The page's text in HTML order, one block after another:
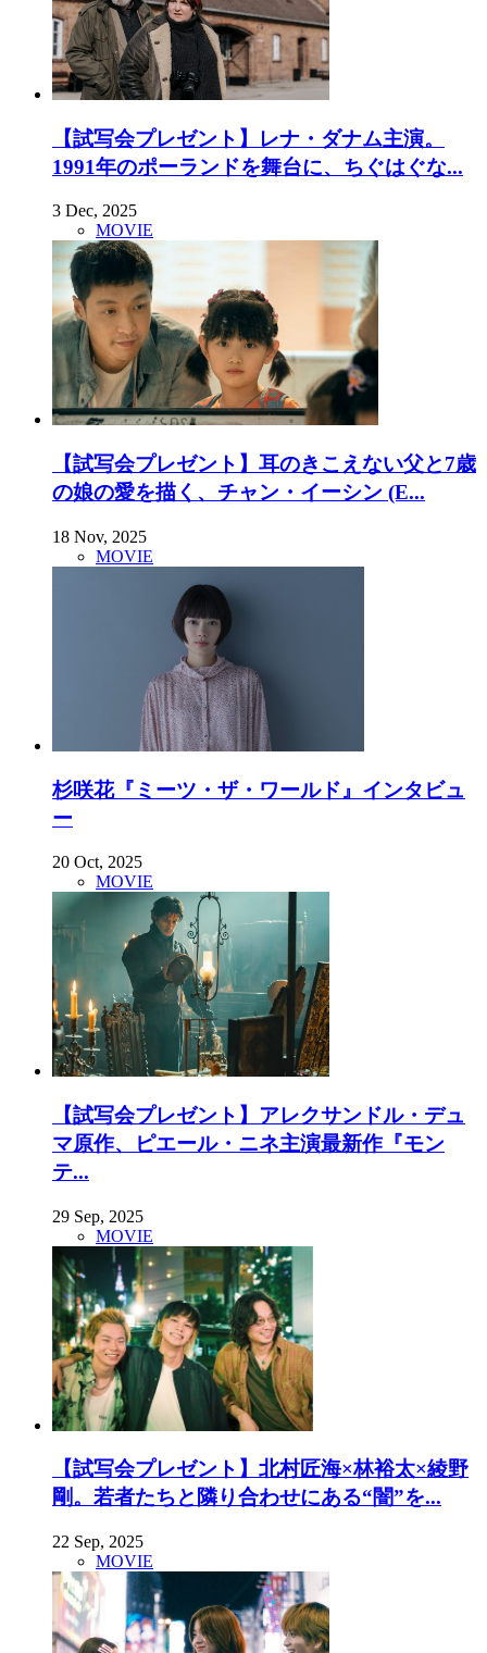
【試写会プレゼント】レナ・ダナム主演。
1991年のポーランドを舞台に、ちぐはぐな...
3 Dec, 2025
MOVIE
【試写会プレゼント】耳のきこえない父と7歳
の娘の愛を描く、チャン・イーシン (E...
18 Nov, 2025
MOVIE
杉咲花『ミーツ・ザ・ワールド』インタビュ
ー
20 Oct, 2025
MOVIE
【試写会プレゼント】アレクサンドル・デュ
マ原作、ピエール・ニネ主演最新作『モン
テ...
29 Sep, 2025
MOVIE
【試写会プレゼント】北村匠海×林裕太×綾野
剛。若者たちと隣り合わせにある“闇”を...
22 Sep, 2025
MOVIE